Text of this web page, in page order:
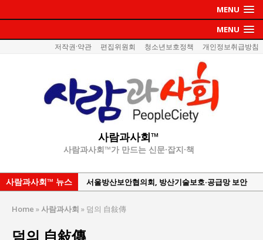
MENU
MENU
저작권·약관 편집위원회 청소년보호정책 개인정보취급방침
사람과사회™
사람과사회™가 만드는 신문·잡지·책
사람과사회™ 뉴스
서울방산보안협의회, 방산기술보호·공급망 보안
서효석 충청향우회중앙회 총재 취임 논란 확산
Home »사람과사회 » 덤의 自敍傳
덤의 自敍傳